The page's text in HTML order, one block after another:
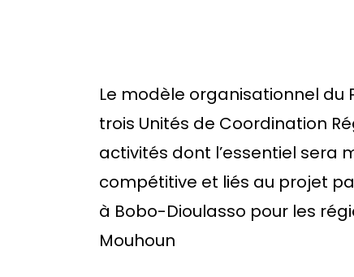
Le modèle organisationnel du
trois Unités de Coordination
activités dont l’essentiel sera
compétitive et liés au projet
à Bobo-Dioulasso pour les
Mouhoun